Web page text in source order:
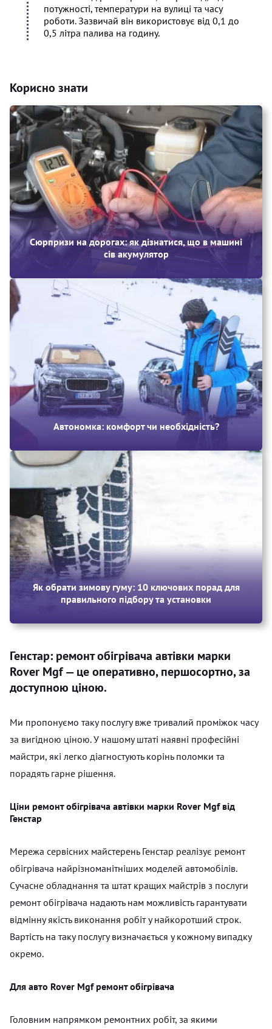
потужності, температури на вулиці та часу
роботи. Зазвичай він використовує від 0,1 до
0,5 літра палива на годину.
Корисно знати
Сюрпризи на дорогах: як дізнатися, що в машині
сів акумулятор
Автономка: комфорт чи необхідність?
Як обрати зимову гуму: 10 ключових порад для
правильного підбору та установки
Генстар: ремонт обігрівача автівки марки
Rover Mgf — це оперативно, першосортно, за
доступною ціною.
Ми пропонуємо таку послугу вже тривалий проміжок часу
за вигідною ціною. У нашому штаті наявні професійні
майстри, які легко діагностують корінь поломки та
порадять гарне рішення.
Ціни ремонт обігрівача автівки марки Rover Mgf від
Генстар
Мережа сервісних майстерень Генстар реалізує ремонт
обігрівача найрізноманітніших моделей автомобілів.
Сучасне обладнання та штат кращих майстрів з послуги
ремонт обігрівача надають нам можливість гарантувати
відмінну якість виконання робіт у найкоротший строк.
Вартість на таку послугу визначається у кожному випадку
окремо.
Для авто Rover Mgf ремонт обігрівача
Головним напрямком ремонтних робіт, за якими